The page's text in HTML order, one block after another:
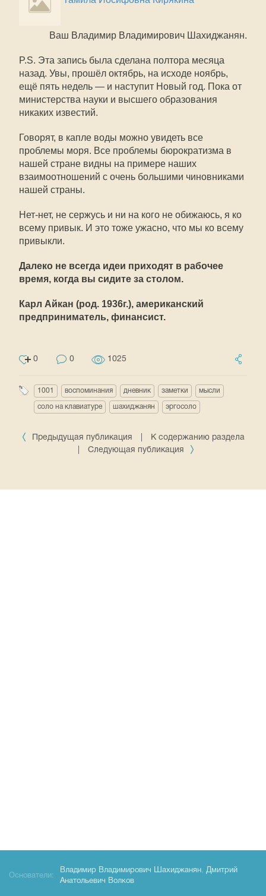
Ваш Владимир Владимирович Шахиджанян.
P.S. Эта запись была сделана полтора месяца
назад. Увы, прошёл октябрь, на исходе ноябрь,
ещё пять недель — и наступит Новый год. Пока от
министерства науки и высшего образования
никаких известий.
Говорят, в капле воды можно увидеть все
проблемы моря. Все проблемы бюрократизма в
нашей стране видны на примере наших
взаимоотношений с очень большими чиновниками
нашей страны.
Нет-нет, не сержусь и ни на кого не обижаюсь, я ко
всему привык. И это тоже ужасно, что мы ко всему
привыкли.
Далеко не всегда идеи приходят в рабочее
время, когда вы сидите за столом.
Карл Айкан (род. 1936г.), американский
предприниматель, финансист.
0 0 1025
1001 воспоминания дневник заметки мысли
соло на клавиатуре шахиджанян эргосоло
Предыдущая публикация
К содержанию раздела
Следующая публикация
Основатели:
Владимир Владимирович Шахиджанян, Дмитрий
Анатольевич Волков